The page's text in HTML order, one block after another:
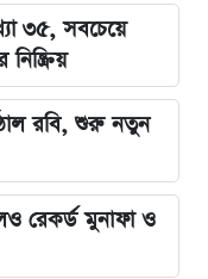
৩৫, সবচেয়ে
রবি, শুরু নতুন
রেকর্ড মুনাফা ও